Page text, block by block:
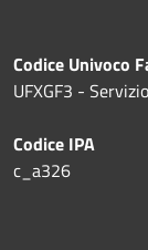
Codice Univoco
UFXGF3 -
Codice IPA
c_a326